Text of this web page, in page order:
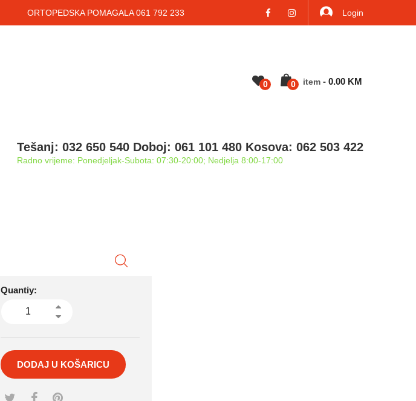
ORTOPEDSKA POMAGALA 061 792 233 Login
0 0 Item - 0.00 KM
Tešanj: 032 650 540 Doboj: 061 101 480 Kosova: 062 503 422
Radno vrijeme: Ponedjeljak-Subota: 07:30-20:00; Nedjelja 8:00-17:00
Quantiy:
DODAJ U KOŠARICU